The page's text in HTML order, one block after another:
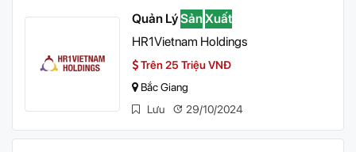
Quản LýSảnXuất
HR1Vietnam Holdings
Trên 25 Triệu VNĐ
Bắc Giang
Lưu
29/10/2024